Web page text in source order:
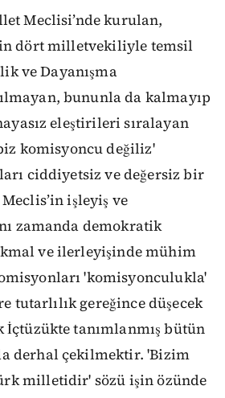
Meclisi’nde kurulan,
dört milletvekiliyle temsil
ve Dayanışma
bununla da kalmayıp
eleştirileri sıralayan
komisyoncu değiliz'
ciddiyetsiz ve değersiz bir
işleyiş ve
zamanda demokratik
ve ilerleyişinde mühim
'komisyonculukla'
tutarlılık gereğince düşecek
tanımlanmış bütün
derhal çekilmektir. 'Bizim
milletidir' sözü işin özünde